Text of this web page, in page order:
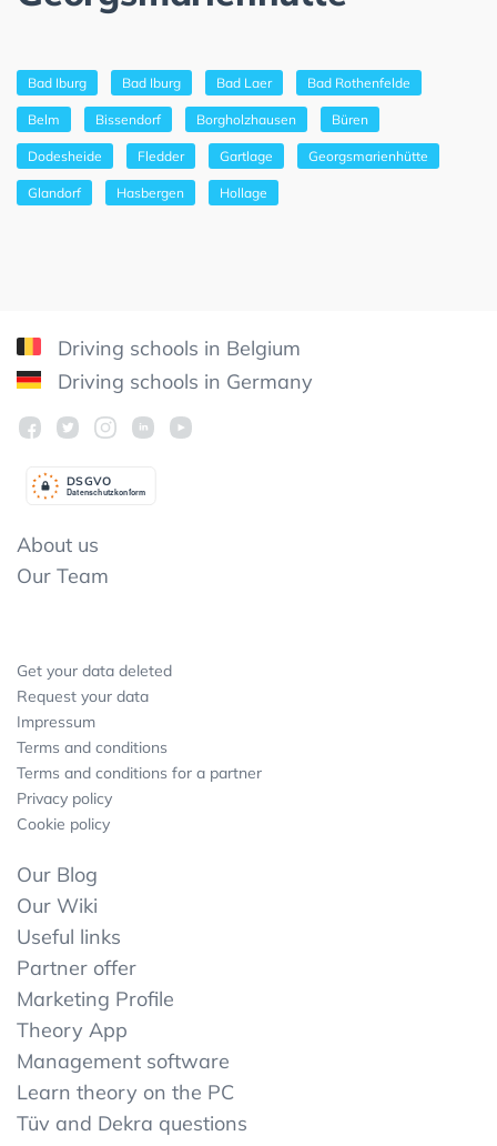
Bad Iburg Bad Iburg Bad Laer Bad Rothenfelde
Belm Bissendorf Borgholzhausen Büren
Dodesheide Fledder Gartlage Georgsmarienhütte
Glandorf Hasbergen Hollage
Driving schools in Belgium
Driving schools in Germany
Datenschutzkonform
DSGVO
About us
Our Team
Get your data deleted
Request your data
Impressum
Terms and conditions
Terms and conditions for a partner
Privacy policy
Cookie policy
Our Blog
Our Wiki
Useful links
Partner offer
Marketing Profile
Theory App
Management software
Learn theory on the PC
Tüv and Dekra questions